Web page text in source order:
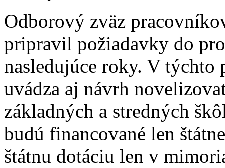
Odborový zväz
pripravil požiadavky do
nasledujúce roky. V týchto
uvádza aj návrh
základných a stredných
budú financované len
štátnu dotáciu len v